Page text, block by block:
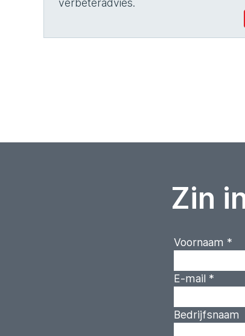
verbeteradvies.
Zin
Voornaam *
E-mail *
Bedrijfsnaam